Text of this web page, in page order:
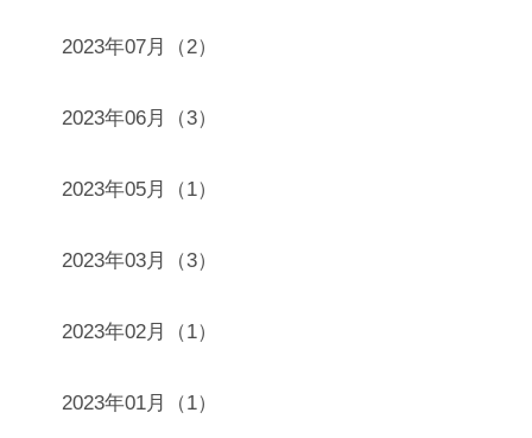
2023年07月（2）
2023年06月（3）
2023年05月（1）
2023年03月（3）
2023年02月（1）
2023年01月（1）